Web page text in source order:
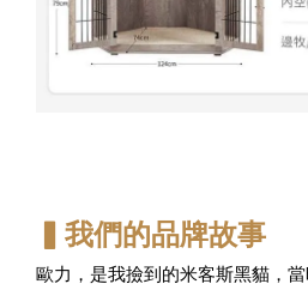
▍我們的品牌故事
歐力，是我撿到的米客斯黑貓，當